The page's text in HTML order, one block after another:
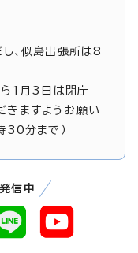
、似島出張所は8
1月3日は閉庁
きますようお願い
30分まで）
信中